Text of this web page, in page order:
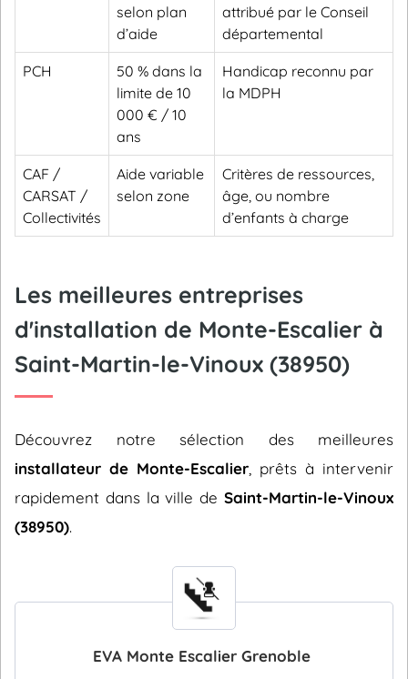
selon plan
d’aide
attribué par le Conseil
départemental
PCH
50 % dans la
limite de 10
000 € / 10
ans
Handicap reconnu par
la MDPH
CAF /
CARSAT /
Collectivités
Aide variable
selon zone
Critères de ressources,
âge, ou nombre
d’enfants à charge
Les meilleures entreprises
d'installation de Monte-Escalier à
Saint-Martin-le-Vinoux (38950)
Découvrez notre sélection des meilleures
installateur de Monte-Escalier , prêts à intervenir
rapidement dans la ville de Saint-Martin-le-Vinoux
(38950).
EVA Monte Escalier Grenoble